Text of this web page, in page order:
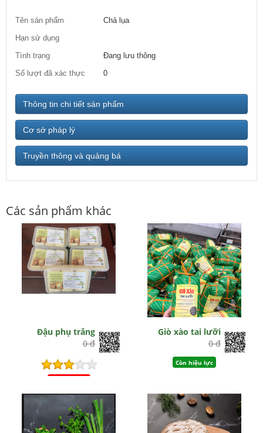
Tên sản phẩm
Chả lụa
Hạn sử dụng
Tình trạng
Đang lưu thông
Số lượt đã xác thực
0
Thông tin chi tiết sản phẩm
Cơ sở pháp lý
Truyền thông và quảng bá
Các sản phẩm khác
Đậu phụ trắng
0 đ
Giò xào tai lưỡi
0 đ
Còn hiệu lực